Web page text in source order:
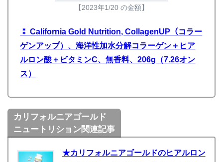
【2023年1/20 の金額】
⁑ California Gold Nutrition, CollagenUP（コラー
ゲンアップ）、海洋性加水分解コラーゲン＋ヒア
ルロン酸＋ビタミンC、無香料、206g（7.26オン
ス）
カリフォルニアゴールド
ニュートリション関連記事
★カリフォルニアゴールドのヒアルロン